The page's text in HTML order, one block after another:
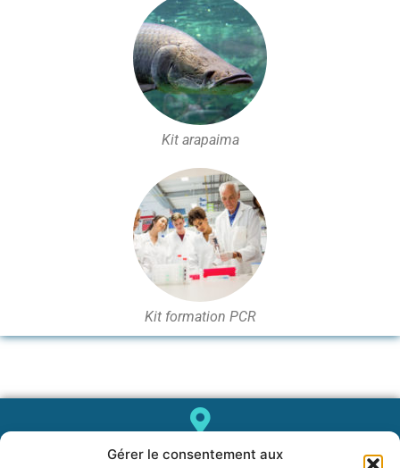
Gérer le consentement aux
Kit arapaima
Kit formation PCR